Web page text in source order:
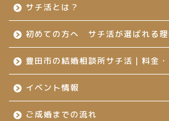
サチ活とは？
初めての方へ サチ活が選ばれる理
豊田市の結婚相談所サチ活｜料金
イベント情報
ご成婚までの流れ